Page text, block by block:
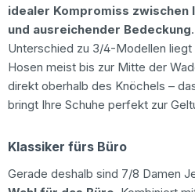
idealer Kompromiss
und ausreichender Bedeckung
Unterschied zu 3/4-Modellen liegt
Hosen meist bis zur Mitte der
direkt oberhalb des Knöchels –
bringt Ihre Schuhe perfekt zur
Klassiker fürs Büro
Gerade deshalb sind 7/8 Damen